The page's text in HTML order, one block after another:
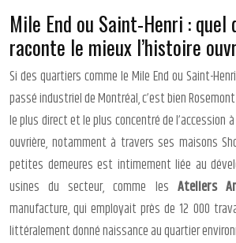
Mile End ou Saint-Henri : quel
raconte le mieux l’histoire
Si des quartiers comme le Mile End ou Saint-
passé industriel de Montréal, c’est bien
le plus direct et le plus concentré de l’accession
ouvrière, notamment à travers ses maisons
petites demeures est intimement liée au
usines du secteur, comme les Ateliers
manufacture, qui employait près de 12 000
littéralement donné naissance au quartier